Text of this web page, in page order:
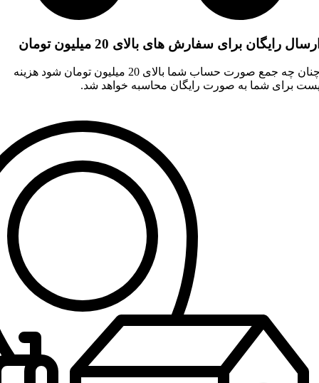
رایگان برای سفارش های بالای 20 میلیون تومان
چنان چه جمع صورت حساب شما بالای 20 میلیون تومان شود هزینه
برای شما به صورت رایگان محاسبه خواهد شد.